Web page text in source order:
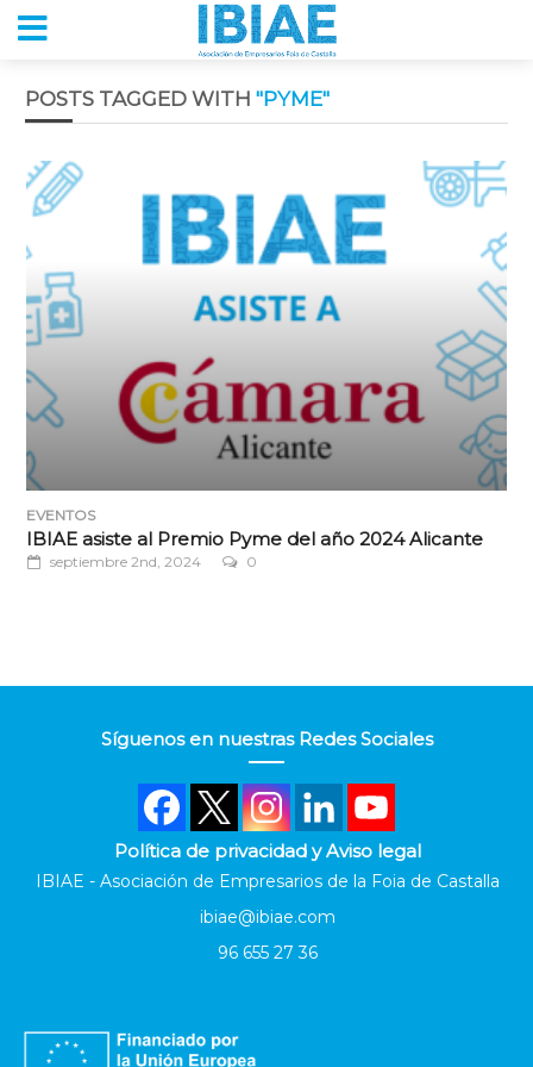
POSTS TAGGED WITH "PYME"
EVENTOS
IBIAE asiste al Premio Pyme del año 2024 Alicante
septiembre 2nd, 2024 0
Síguenos en nuestras Redes Sociales
Política de privacidad y Aviso legal
IBIAE - Asociación de Empresarios de la Foia de Castalla
ibiae@ibiae.com
96 655 27 36